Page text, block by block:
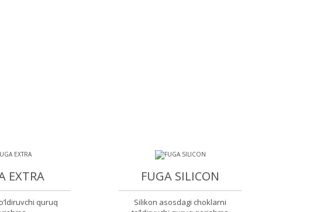
EXTRA
quruq
FUGA SILICON
Silikon asosdagi choklarni